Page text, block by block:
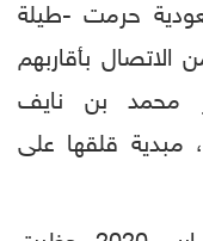
حرمت -طيلة
الاتصال بأقاربهم
محمد بن نايف
مبدية قلقها على